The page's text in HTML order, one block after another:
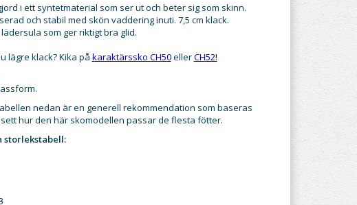
i ett syntetmaterial som ser ut och beter sig som skinn.
och stabil med skön vaddering inuti. 7,5 cm klack.
som ger riktigt bra glid.
lägre klack? Kika på karaktärssko CH50ellerCH52!
nedan är en generell rekommendation som baseras
hur den här skomodellen passar de flesta fötter.
storlekstabell: